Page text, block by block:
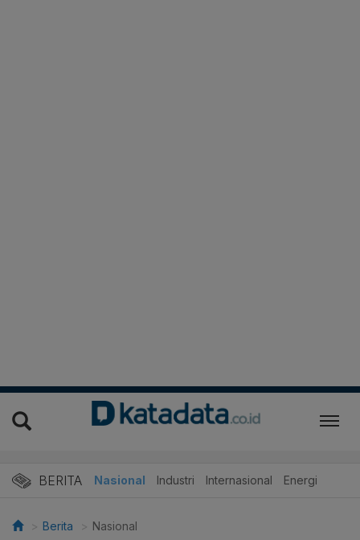
BERITA Nasional Industri Internasional Energi
Berita Nasional